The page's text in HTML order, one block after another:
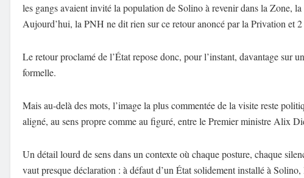
les gangs avaient invité la population de Solino à revenir dans la Zone,
Aujourd’hui, la PNH ne dit rien sur ce retour anoncé par la Privation et
Le retour proclamé de l’État repose donc, pour l’instant, davantage sur
formelle.
Mais au-delà des mots, l’image la plus commentée de la visite reste
aligné, au sens propre comme au figuré, entre le Premier ministre Alix
Un détail lourd de sens dans un contexte où chaque posture, chaque
vaut presque déclaration : à défaut d’un État solidement installé à